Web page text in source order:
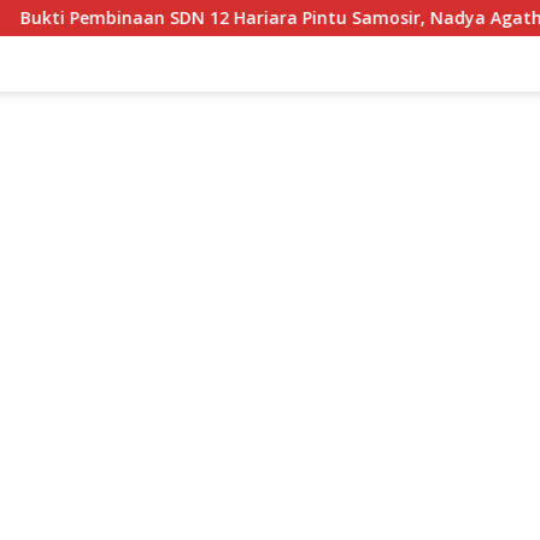
Pintu Samosir, Nadya Agatha Sihotang Wakili Sumut di